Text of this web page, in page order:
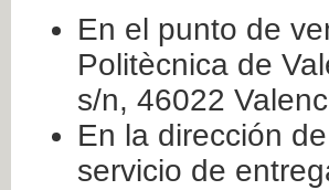
En el punto de
Politècnica de
s/n, 46022
En la dirección
servicio de